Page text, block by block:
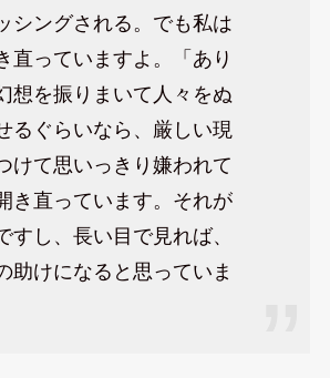
シングされる。でも私は
直っていますよ。「あり
想を振りまいて人々をぬ
るぐらいなら、厳しい現
けて思いっきり嫌われて
き直っています。それが
すし、長い目で見れば、
助けになると思っていま